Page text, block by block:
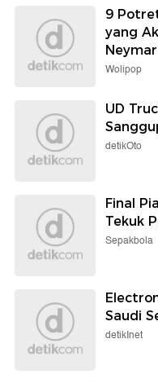
9
yang
Neymar
Wolipop
UD
detikOto
Final
Tekuk
Sepakbola
Saudi
detikInet